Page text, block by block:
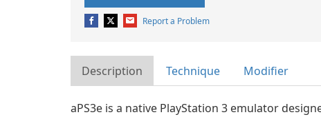
Report a Problem
Description Technique Modifier
aPS3e is a native PlayStation 3 emulator